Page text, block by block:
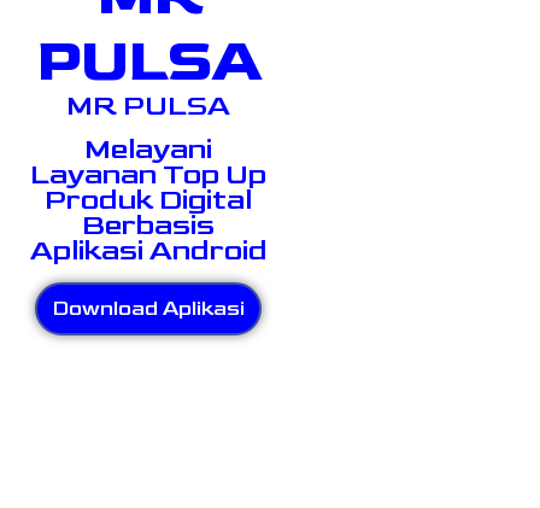
PULSA
MR PULSA
Melayani
Layanan Top Up
Produk Digital
Berbasis
Aplikasi Android
Download Aplikasi